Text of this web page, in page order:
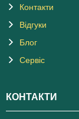
Контакти
Відгуки
Блог
Сервіс
КОНТАКТИ